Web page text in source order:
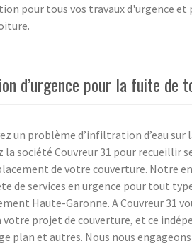
pour tous vos travaux d'urgence
d’urgence pour la fuite de
un problème d’infiltration d’eau
la société Couvreur 31 pour recueillir
de votre couverture. Notre
de services en urgence pour tout
Haute-Garonne. A Couvreur 31
votre projet de couverture, et ce
plan et autres. Nous nous